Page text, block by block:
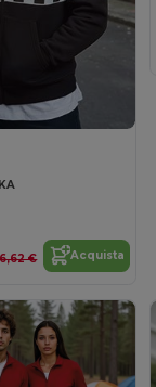
€ Acquista